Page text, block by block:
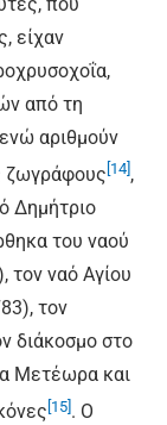
είχαν
από τη
αριθμούν
ζωγράφους [14] ,
Δημήτριο
του ναού
τον ναό Αγίου
τον
διάκοσμο στο
Μετέωρα και
[15]. Ο